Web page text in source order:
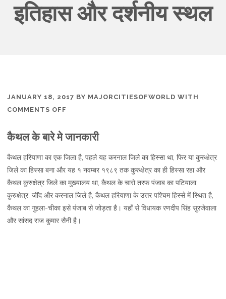
इतिहास और दर्शनीय स्थल
JANUARY 18, 2017 BY MAJORCITIESOFWORLD WITH
COMMENTS OFF
जानकारी,
इतिहास
और
दर्शनीय
स्थल
कैथल के बारे मे जानकारी
कैथल हरियाणा का एक जिला है, पहले यह करनाल जिले का हिस्सा था, फिर या कुरुक्षेत्र
जिले का हिस्सा बना और यह १ नवम्बर १९८९ तक कुरुक्षेत्र का ही हिस्सा रहा और
कैथल कुरुक्षेत्र जिले का मुख्यालय था, कैथल के चारो तरफ पंजाब का पटियाला,
कुरुक्षेत्र, जींद और करनाल जिले है, कैथल हरियाणा के उत्तर पश्चिम हिस्से में स्थित है,
कैथल का गुहला-चीका इसे पंजाब से जोड़ता है। यहाँ से विधायक रणदीप सिंह सुरजेवाला
और सांसद राज कुमार सैनी है।